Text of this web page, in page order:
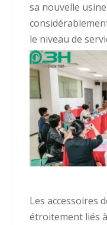
sa nouvelle
le niveau de
Les accessoires
étroitement liés